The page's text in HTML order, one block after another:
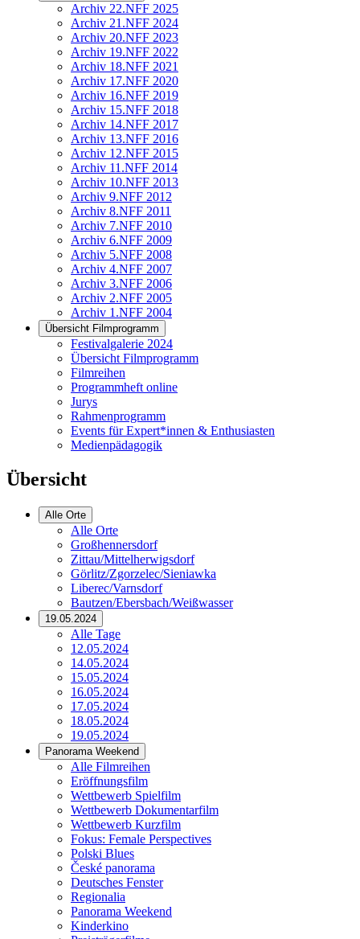
Archiv 22.NFF 2025
Archiv 21.NFF 2024
Archiv 20.NFF 2023
Archiv 19.NFF 2022
Archiv 18.NFF 2021
Archiv 17.NFF 2020
Archiv 16.NFF 2019
Archiv 15.NFF 2018
Archiv 14.NFF 2017
Archiv 13.NFF 2016
Archiv 12.NFF 2015
Archiv 11.NFF 2014
Archiv 10.NFF 2013
Archiv 9.NFF 2012
Archiv 8.NFF 2011
Archiv 7.NFF 2010
Archiv 6.NFF 2009
Archiv 5.NFF 2008
Archiv 4.NFF 2007
Archiv 3.NFF 2006
Archiv 2.NFF 2005
Archiv 1.NFF 2004
Übersicht Filmprogramm
Festivalgalerie 2024
Übersicht Filmprogramm
Filmreihen
Programmheft online
Jurys
Rahmenprogramm
Events für Expert*innen & Enthusiasten
Medienpädagogik
Übersicht
Alle Orte
Alle Orte
Großhennersdorf
Zittau/Mittelherwigsdorf
Görlitz/Zgorzelec/Sieniawka
Liberec/Varnsdorf
Bautzen/Ebersbach/Weißwasser
19.05.2024
Alle Tage
12.05.2024
14.05.2024
15.05.2024
16.05.2024
17.05.2024
18.05.2024
19.05.2024
Panorama Weekend
Alle Filmreihen
Eröffnungsfilm
Wettbewerb Spielfilm
Wettbewerb Dokumentarfilm
Wettbewerb Kurzfilm
Fokus: Female Perspectives
Polski Blues
České panorama
Deutsches Fenster
Regionalia
Panorama Weekend
Kinderkino